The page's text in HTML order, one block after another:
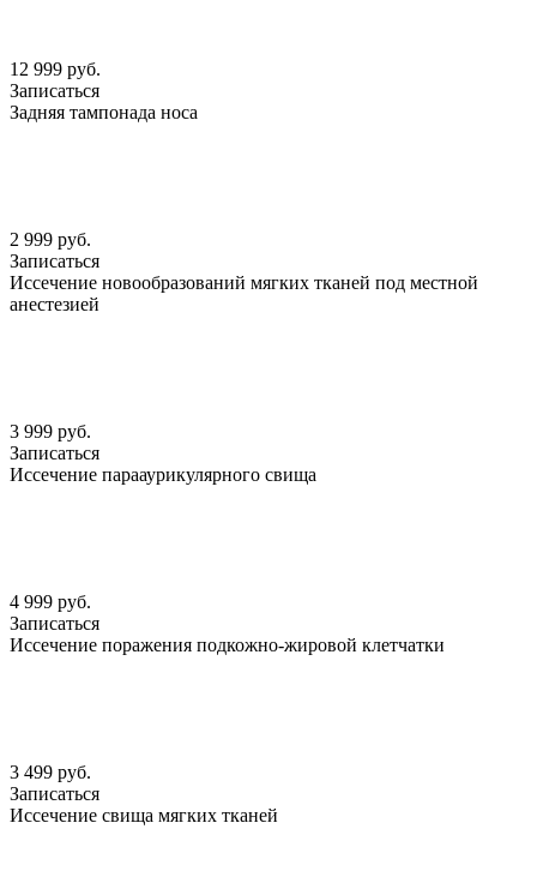
12 999 руб.
Записаться
Задняя тампонада носа
2 999 руб.
Записаться
Иссечение новообразований мягких тканей под местной
анестезией
3 999 руб.
Записаться
Иссечение парааурикулярного свища
4 999 руб.
Записаться
Иссечение поражения подкожно-жировой клетчатки
3 499 руб.
Записаться
Иссечение свища мягких тканей